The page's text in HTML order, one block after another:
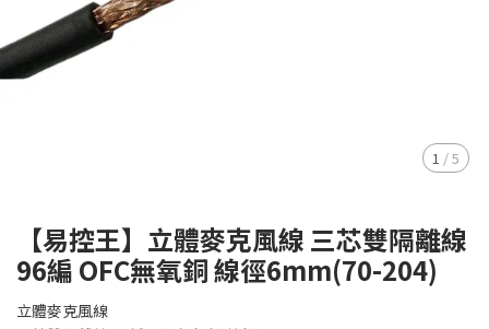
1 /5
【易控王】立體麥克風線 三芯雙隔離線
96編 OFC無氧銅 線徑6mm(70-204)
立體麥克風線